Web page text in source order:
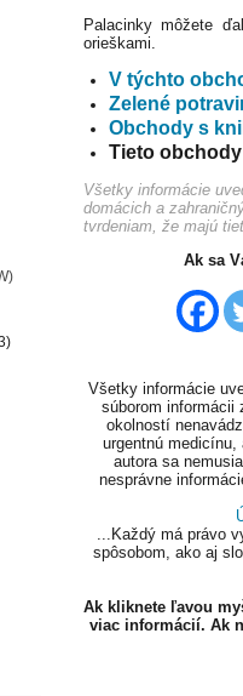
Palacinky môžete
orieškami.
V týchto
Zelené
Obchody s
Tieto
Všetky informácie
domácich a
tvrdeniam, že majú
Ak sa
Všetky informácie
súborom informácii
okolností
urgentnú
autora sa
nesprávne
...Každý má právo
spôsobom, ako aj
Ak kliknete ľavou
viac informácií. Ak